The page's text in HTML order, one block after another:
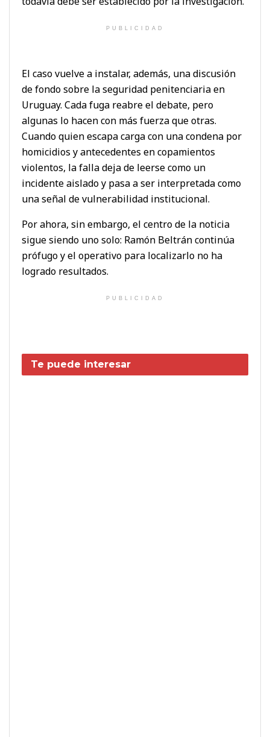
PUBLICIDAD
El caso vuelve a instalar, además, una discusión
de fondo sobre la seguridad penitenciaria en
Uruguay. Cada fuga reabre el debate, pero
algunas lo hacen con más fuerza que otras.
Cuando quien escapa carga con una condena por
homicidios y antecedentes en copamientos
violentos, la falla deja de leerse como un
incidente aislado y pasa a ser interpretada como
una señal de vulnerabilidad institucional.
Por ahora, sin embargo, el centro de la noticia
sigue siendo uno solo: Ramón Beltrán continúa
prófugo y el operativo para localizarlo no ha
logrado resultados.
PUBLICIDAD
Te puede interesar